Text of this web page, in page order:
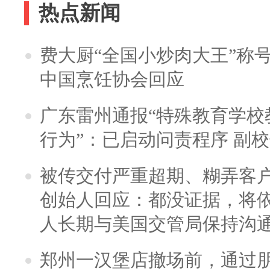
热点新闻
费大厨“全国小炒肉大王”称
中国烹饪协会回应
广东雷州通报“特殊教育学
行为”：已启动问责程序 副
被传交付严重超期、糊弄客
创始人回应：都没证据，将
人长期与美国交管局保持沟
郑州一汉堡店撤场前，通过